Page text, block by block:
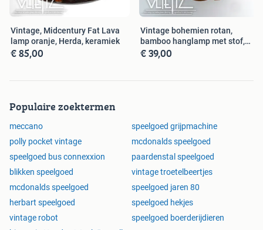
Vintage, Midcentury Fat Lava
lamp oranje, Herda, keramiek
€ 85,00
Vintage bohemien rotan,
bamboo hanglamp met stof,
retro
€ 39,00
Populaire zoektermen
meccano
speelgoed grijpmachine
polly pocket vintage
mcdonalds speelgoed
speelgoed bus connexxion
paardenstal speelgoed
blikken speelgoed
vintage troetelbeertjes
mcdonalds speelgoed
speelgoed jaren 80
herbart speelgoed
speelgoed hekjes
vintage robot
speelgoed boerderijdieren